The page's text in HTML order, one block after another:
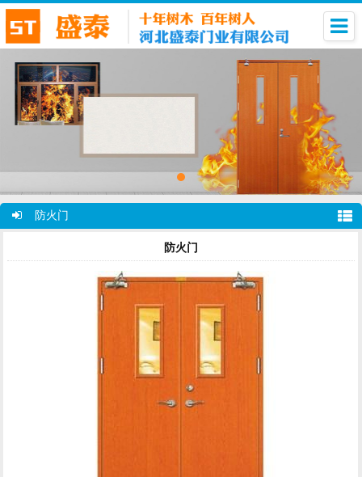
防火门
防火门